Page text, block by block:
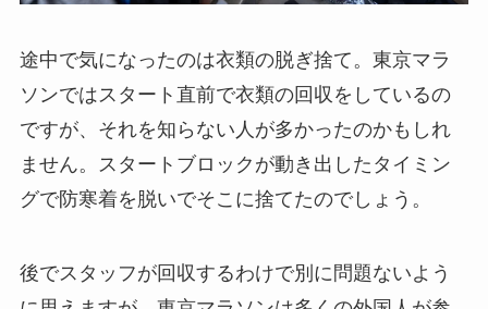
途中で気になったのは衣類の脱ぎ捨て。東京マラ
ソンではスタート直前で衣類の回収をしているの
ですが、それを知らない人が多かったのかもしれ
ません。スタートブロックが動き出したタイミン
グで防寒着を脱いでそこに捨てたのでしょう。
後でスタッフが回収するわけで別に問題ないよう